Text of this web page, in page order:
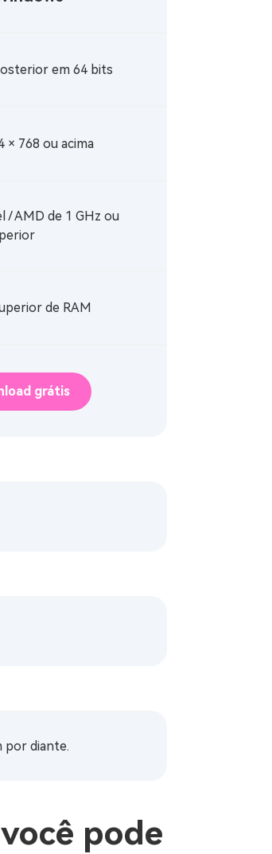
em 64 bits
× 768 ou acima
/ AMD de 1 GHz ou
de RAM
grátis
por diante.
pode